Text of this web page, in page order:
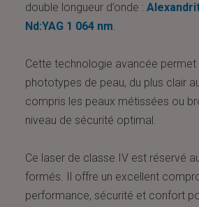
double longueur d’onde :
Nd:YAG 1 064 nm.
Cette technologie avancée
phototypes de peau, du plus clair
compris les peaux métissées ou
niveau de sécurité optimal.
Ce laser de classe IV est réservé
formés. Il offre un excellent
performance, sécurité et confort